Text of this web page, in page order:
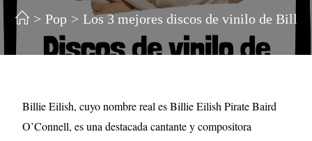
> Pop > Los 3 mejores discos de vinilo de
Billie Eilish, cuyo nombre real es Billie Eilish Pirate Baird
O’Connell, es una destacada cantante y compositora